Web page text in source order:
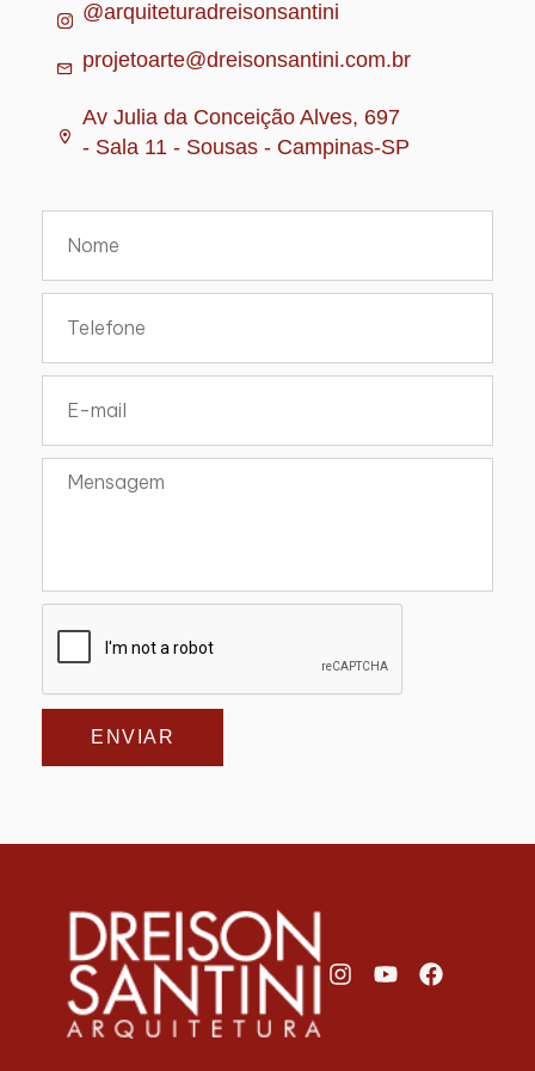
ENVIAR
@arquiteturadreisonsantini
projetoarte@dreisonsantini.com.br
Av Julia da Conceição Alves, 697
- Sala 11 - Sousas - Campinas-SP